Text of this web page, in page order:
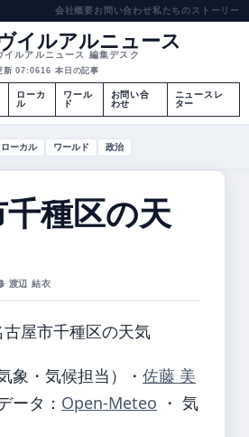
会社概要お問い合わせ私たちのストーリー
イルアルニュース
イルアルニュース 編集デスク
新 07:0616 本日の記事
ローカ
ル
ワール
ド
お問い合
わせ
ニュースレ
ター
ローカル ワールド 政治
種区の天
渡辺 結衣
古屋市千種区の天気
気象・気候担当） ・ 佐藤 美
ータ： Open-Meteo ・ 気